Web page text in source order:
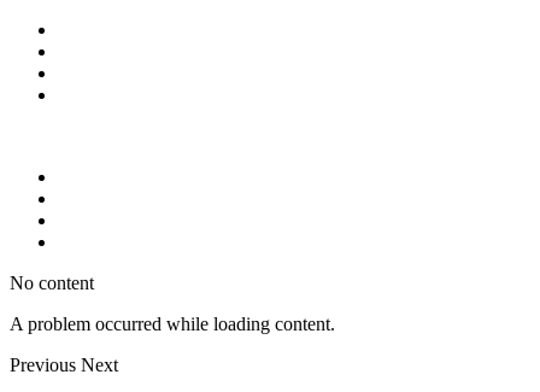
No content
A problem occurred while loading content.
Previous Next